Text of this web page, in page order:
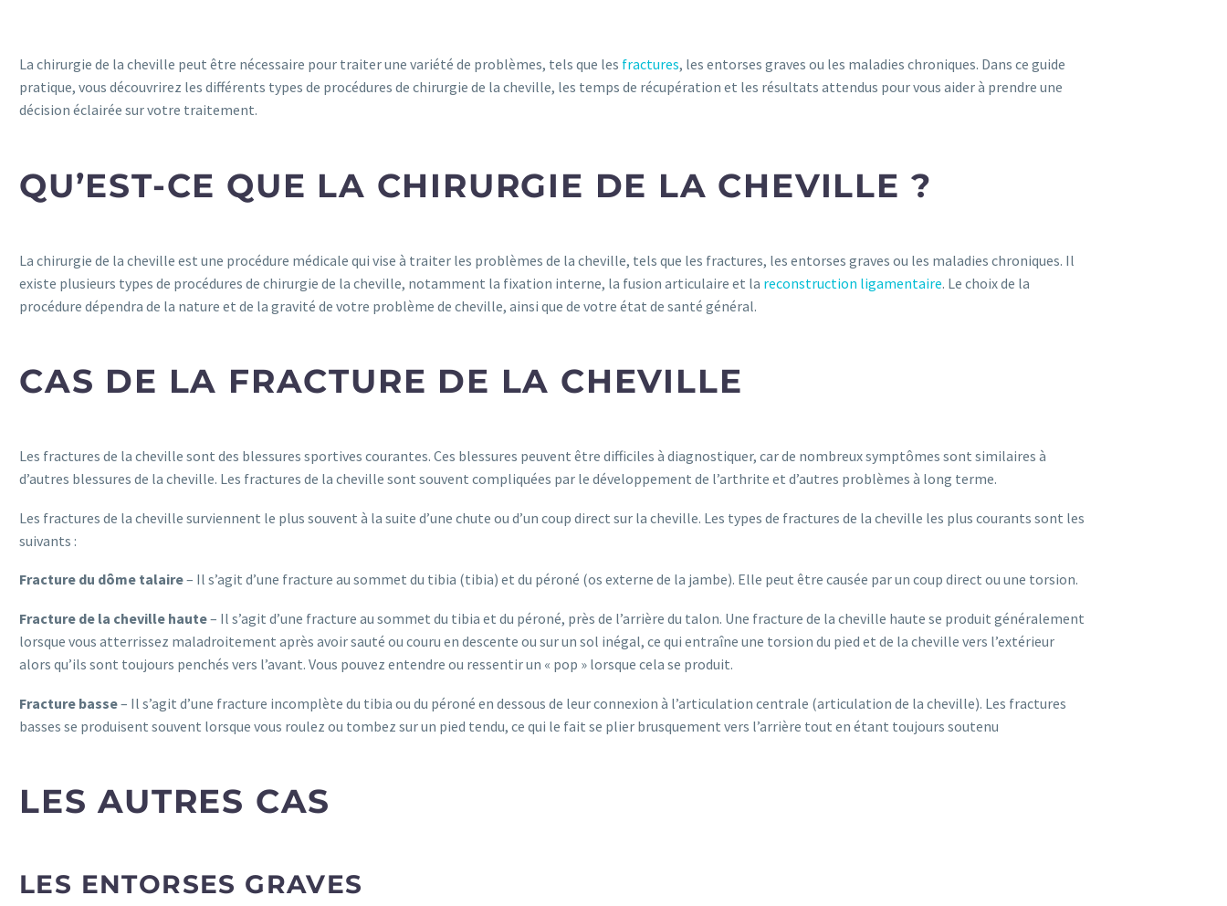
La chirurgie de la cheville peut être nécessaire pour traiter une variété de problèmes, tels que les fractures, les entorses graves ou les maladies chroniques. Dans ce guide
pratique, vous découvrirez les différents types de procédures de chirurgie de la cheville, les temps de récupération et les résultats attendus pour vous aider à prendre une
décision éclairée sur votre traitement.
QU’EST-CE QUE LA CHIRURGIE DE LA CHEVILLE ?
La chirurgie de la cheville est une procédure médicale qui vise à traiter les problèmes de la cheville, tels que les fractures, les entorses graves ou les maladies chroniques. Il
existe plusieurs types de procédures de chirurgie de la cheville, notamment la fixation interne, la fusion articulaire et la reconstruction ligamentaire. Le choix de la
procédure dépendra de la nature et de la gravité de votre problème de cheville, ainsi que de votre état de santé général.
CAS DE LA FRACTURE DE LA CHEVILLE
Les fractures de la cheville sont des blessures sportives courantes. Ces blessures peuvent être difficiles à diagnostiquer, car de nombreux symptômes sont similaires à
d’autres blessures de la cheville. Les fractures de la cheville sont souvent compliquées par le développement de l’arthrite et d’autres problèmes à long terme.
Les fractures de la cheville surviennent le plus souvent à la suite d’une chute ou d’un coup direct sur la cheville. Les types de fractures de la cheville les plus courants sont les
suivants :
Fracture du dôme talaire– Il s’agit d’une fracture au sommet du tibia (tibia) et du péroné (os externe de la jambe). Elle peut être causée par un coup direct ou une torsion.
Fracture de la cheville haute– Il s’agit d’une fracture au sommet du tibia et du péroné, près de l’arrière du talon. Une fracture de la cheville haute se produit généralement
lorsque vous atterrissez maladroitement après avoir sauté ou couru en descente ou sur un sol inégal, ce qui entraîne une torsion du pied et de la cheville vers l’extérieur
alors qu’ils sont toujours penchés vers l’avant. Vous pouvez entendre ou ressentir un « pop » lorsque cela se produit.
Fracture basse– Il s’agit d’une fracture incomplète du tibia ou du péroné en dessous de leur connexion à l’articulation centrale (articulation de la cheville). Les fractures
basses se produisent souvent lorsque vous roulez ou tombez sur un pied tendu, ce qui le fait se plier brusquement vers l’arrière tout en étant toujours soutenu
LES AUTRES CAS
LES ENTORSES GRAVES